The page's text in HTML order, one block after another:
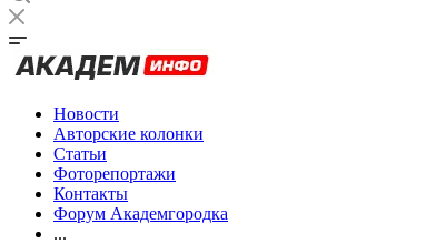
Новости
Авторские колонки
Статьи
Фоторепортажи
Контакты
Форум Академгородка
...